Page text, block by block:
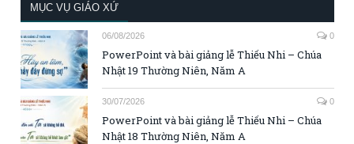
MỤC VỤ GIÁO XỨ
06/08/2026 0
PowerPoint và bài giảng lễ Thiếu Nhi – Chúa
Nhật 19 Thường Niên, Năm A
30/07/2026 0
PowerPoint và bài giảng lễ Thiếu Nhi – Chúa
Nhật 18 Thường Niên, Năm A